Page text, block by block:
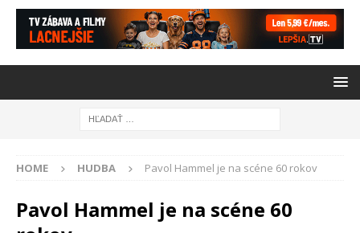
HOME HUDBA Pavol Hammel je na scéne 60 rokov
Pavol Hammel je na scéne 60